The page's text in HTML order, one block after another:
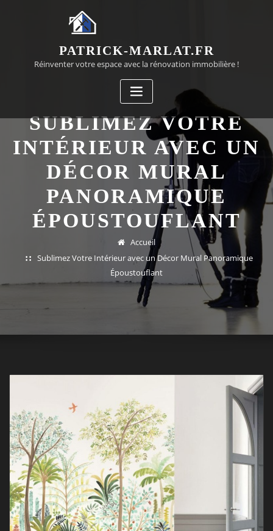
PATRICK-MARLAT.FR
Réinventer votre espace avec la rénovation immobilière !
SUBLIMEZ VOTRE
INTÉRIEUR AVEC UN
DÉCOR MURAL
PANORAMIQUE
ÉPOUSTOUFLANT
Accueil
Sublimez Votre Intérieur avec un Décor Mural Panoramique
Époustouflant